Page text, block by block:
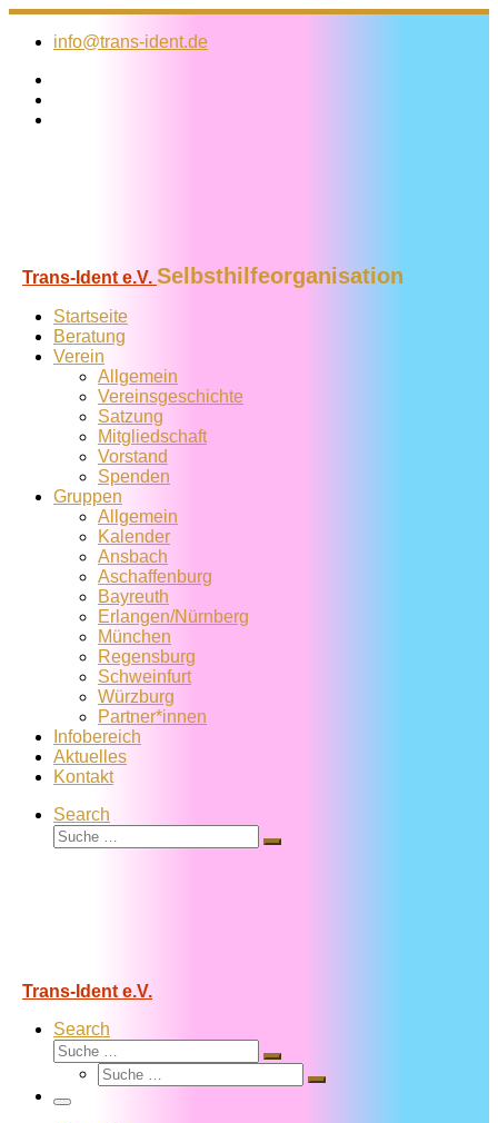
Zum
Inhalt
info@trans-ident.de
Trans-Ident e.V. Selbsthilfeorganisation
Startseite
Beratung
Verein
Allgemein
Vereins­geschichte
Satzung
Mitglied­schaft
Vorstand
Spenden
Gruppen
Allgemein
Kalender
Ansbach
Aschaffenburg
Bayreuth
Erlangen/Nürnberg
München
Regensburg
Schweinfurt
Würzburg
Partner*innen
Infobereich
Aktuelles
Kontakt
Search
Suche
Suche
Trans-Ident e.V.
Search
Suche
Suche
Suche
Suche
Menü